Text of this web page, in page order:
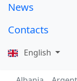
News
Contacts
English